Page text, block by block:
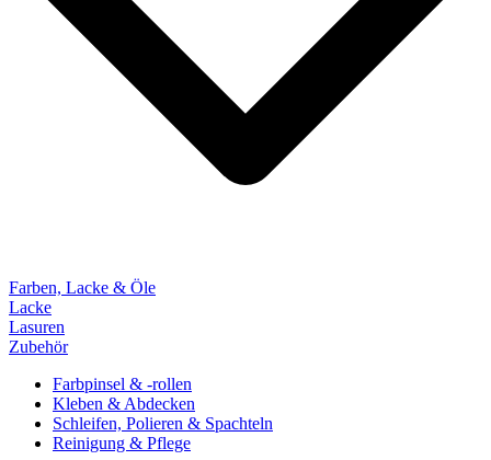
Farben, Lacke & Öle
Lacke
Lasuren
Zubehör
Farbpinsel & -rollen
Kleben & Abdecken
Schleifen, Polieren & Spachteln
Reinigung & Pflege